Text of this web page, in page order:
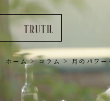
ホーム>コラム>月のパワ